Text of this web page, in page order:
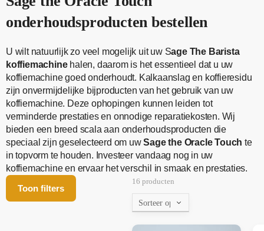
onderhoudsproducten bestellen
U wilt natuurlijk zo veel mogelijk uit uw Sage The Barista
koffiemachinehalen, daarom is het essentieel dat u uw
koffiemachine goed onderhoudt. Kalkaanslag en koffieresidu
zijn onvermijdelijke bijproducten van het gebruik van uw
koffiemachine. Deze ophopingen kunnen leiden tot
verminderde prestaties en onnodige reparatiekosten. Wij
bieden een breed scala aan onderhoudsproducten die
speciaal zijn geselecteerd om uwSage the Oracle Touch te
in topvorm te houden. Investeer vandaag nog in uw
koffiemachine en ervaar het verschil in smaak en prestaties.
Toon filters
16 producten